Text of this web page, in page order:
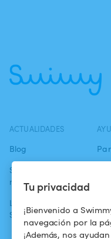
Tu privacidad
¡Bienvenido a
navegación por la
¡Además, nos
ACTUALIDADES
Blog
Swimmy en los
medios
La aventura
Swimmy